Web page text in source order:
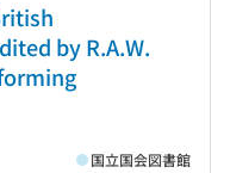
by R.A.W.
国立国会図書館